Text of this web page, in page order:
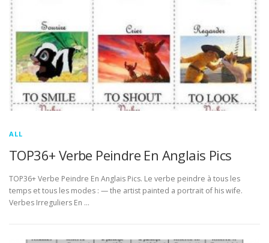
ALL
TOP36+ Verbe Peindre En Anglais Pics
TOP36+ Verbe Peindre En Anglais Pics. Le verbe peindre à tous les
temps et tous les modes : — the artist painted a portrait of his wife.
Verbes Irreguliers En …